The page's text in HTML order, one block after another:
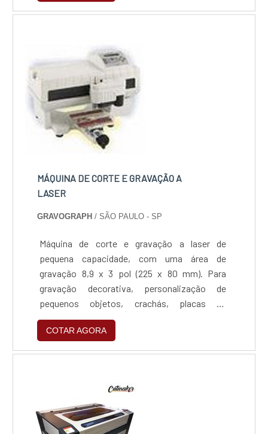
Calçados; Roupas; Mesas; Cadeiras; Cutelaria.
do materialParte de s...
MÁQUINA DE CORTE E GRAVAÇÃO A
LASER
GRAVOGRAPH/ SÃO PAULO - SP
Máquina de corte e gravação a laser de
pequena capacidade, com uma área de
gravação 8,9 x 3 pol (225 x 80 mm). Para
gravação decorativa, personalização de
pequenos objetos, crachás, placas de
identificação, placas de sinalização e
marcação de pequenas peças
industriais.Gostaria de ter mais informações
mm) e passagem livre sobre a mesa de 30 mm.
Esta...
COTAR AGORA